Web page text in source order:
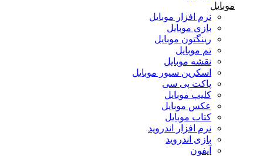
موبایل
نرم افزار موبایل
بازی موبایل
رینگتون موبایل
تم موبایل
نقشه موبایل
اسکرین سیور موبایل
پاکت پی سی
کلیپ موبایل
عکس موبایل
کتاب موبایل
نرم افزار اندروید
بازی اندروید
آیفون